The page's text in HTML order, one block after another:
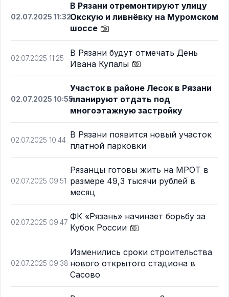
02.07.2025 11:32
В Рязани отремонтируют улицу
Окскую и ливнёвку на Муромском
шоссе
02.07.2025 11:25
В Рязани будут отмечать День
Ивана Купалы
02.07.2025 10:55
Участок в районе Лесок в Рязани
планируют отдать под
многоэтажную застройку
02.07.2025 10:44
В Рязани появится новый участок
платной парковки
02.07.2025 09:51
Рязанцы готовы жить на МРОТ в
размере 49,3 тысячи рублей в
месяц
02.07.2025 09:47
ФК «Рязань» начинает борьбу за
Кубок России
02.07.2025 09:38
Изменились сроки строительства
нового открытого стадиона в
Сасово